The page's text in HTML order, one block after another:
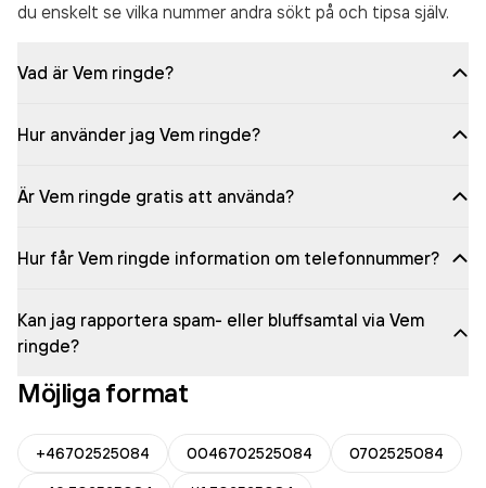
du enskelt se vilka nummer andra sökt på och tipsa själv.
Vad är Vem ringde?
Hur använder jag Vem ringde?
Är Vem ringde gratis att använda?
Hur får Vem ringde information om telefonnummer?
Kan jag rapportera spam- eller bluffsamtal via Vem
ringde?
Möjliga format
+46702525084 0046702525084
0702525084